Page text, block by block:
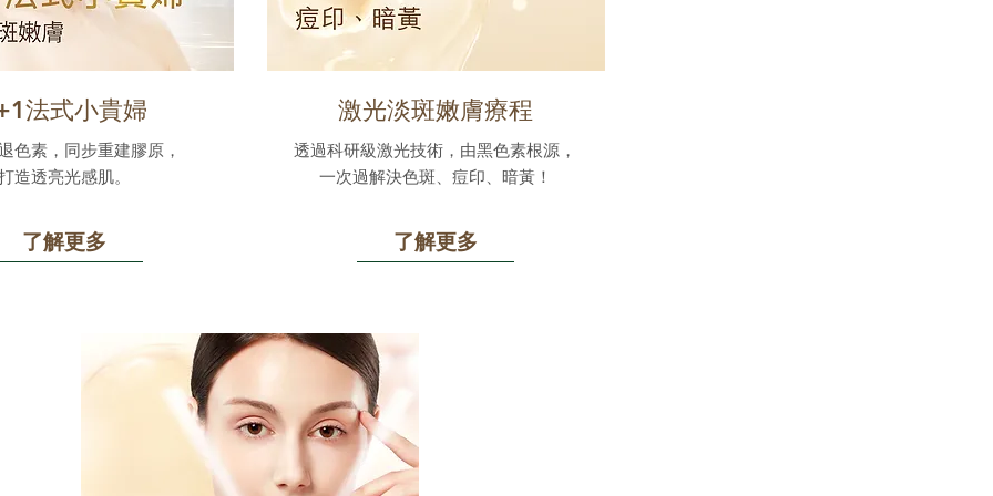
法式小貴婦
色素，同步重建膠原，
造透亮光感肌。
了解更多
激光淡斑嫩膚療程
透過科研級激光技術，由黑色素根源，
一次過解決色斑、痘印、暗黃！
了解更多